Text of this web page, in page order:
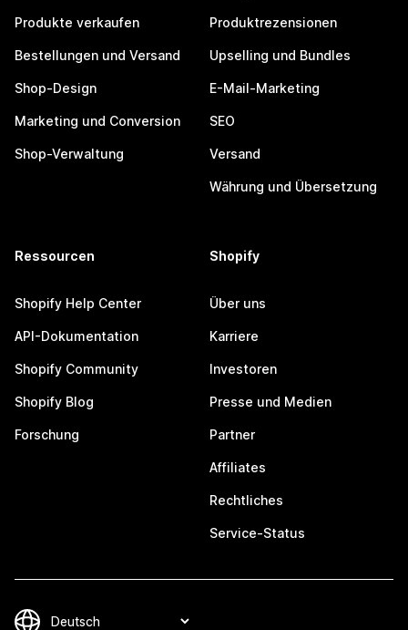
Produkte verkaufen
Bestellungen und Versand
Shop-Design
Marketing und Conversion
Shop-Verwaltung
Produktrezensionen
Upselling und Bundles
E-Mail-Marketing
SEO
Versand
Währung und Übersetzung
Ressourcen
Shopify Help Center
API-Dokumentation
Shopify Community
Shopify Blog
Forschung
Shopify
Über uns
Karriere
Investoren
Presse und Medien
Partner
Affiliates
Rechtliches
Service-Status